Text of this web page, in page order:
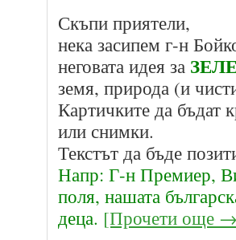
Скъпи приятели,
нека засипем г-н
неговата идея за
земя, природа (и
Картичките да бъдат
или снимки.
Текстът да бъде
Напр: Г-н Премиер,
поля, нашата
деца. [Прочети още